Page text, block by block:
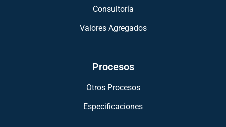
Consultoría
Valores Agregados
Procesos
Otros Procesos
Especificaciones